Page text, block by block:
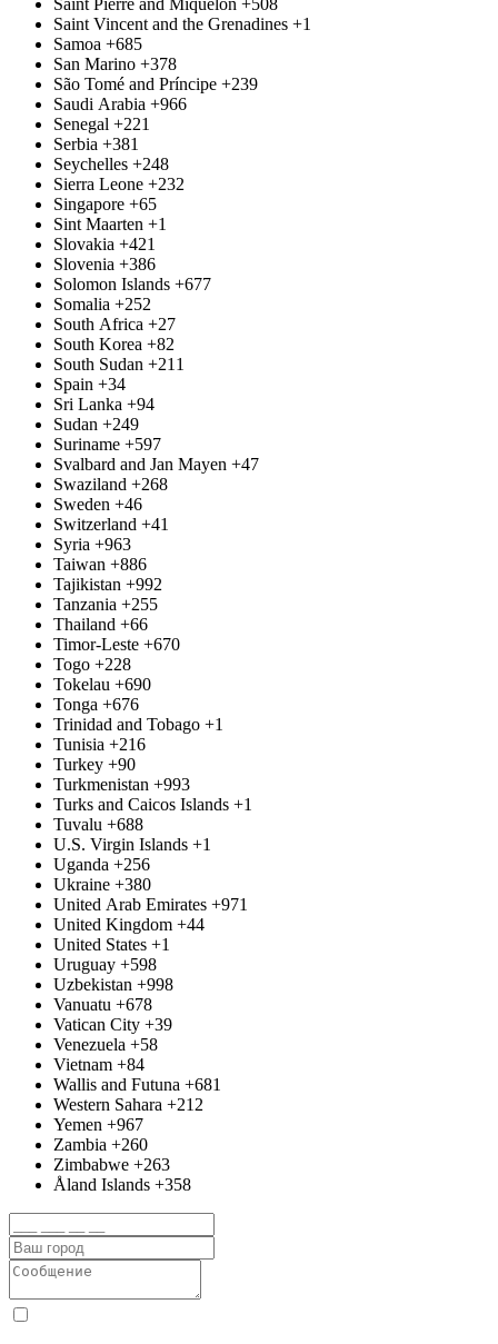
Saint Pierre and Miquelon +508
Saint Vincent and the Grenadines +1
Samoa +685
San Marino +378
São Tomé and Príncipe +239
Saudi Arabia +966
Senegal +221
Serbia +381
Seychelles +248
Sierra Leone +232
Singapore +65
Sint Maarten +1
Slovakia +421
Slovenia +386
Solomon Islands +677
Somalia +252
South Africa +27
South Korea +82
South Sudan +211
Spain +34
Sri Lanka +94
Sudan +249
Suriname +597
Svalbard and Jan Mayen +47
Swaziland +268
Sweden +46
Switzerland +41
Syria +963
Taiwan +886
Tajikistan +992
Tanzania +255
Thailand +66
Timor-Leste +670
Togo +228
Tokelau +690
Tonga +676
Trinidad and Tobago +1
Tunisia +216
Turkey +90
Turkmenistan +993
Turks and Caicos Islands +1
Tuvalu +688
U.S. Virgin Islands +1
Uganda +256
Ukraine +380
United Arab Emirates +971
United Kingdom +44
United States +1
Uruguay +598
Uzbekistan +998
Vanuatu +678
Vatican City +39
Venezuela +58
Vietnam +84
Wallis and Futuna +681
Western Sahara +212
Yemen +967
Zambia +260
Zimbabwe +263
Åland Islands +358